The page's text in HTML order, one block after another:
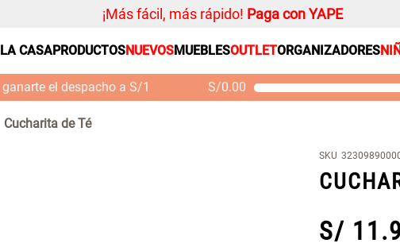
¡Más fácil, más rápido! Paga con YAPE
CASAPRODUCTOSNUEVOSMUEBLESOUTLETORGANIZADORES
el despacho a S/1 S/0.00
Cucharita de Té
SKU
S/ 11 .
Mueble MDF y Madera
S/ 261.00 S/
Cojin